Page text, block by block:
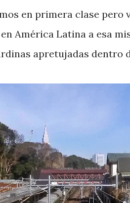
en primera clase pero
América Latina a esa
apretujadas dentro